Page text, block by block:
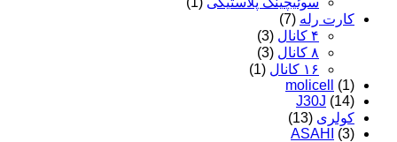
کارت رله (7)
۴ کانال
(3)
۸ کانال
(3)
۱۶ کانال
(1)
molicell
(1)
J30J (14)
کولری (13)
ASAHI
(3)